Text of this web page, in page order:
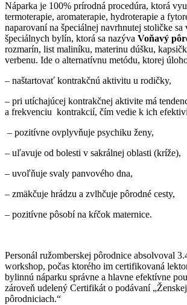
Náparka je 100% prírodná procedúra, ktorá
termoterapie, aromaterapie, hydroterapie a
naparovaní na špeciálnej navrhnutej stoličke sa
špeciálnych bylín, ktorá sa nazýva Voňavý
rozmarín, list maliníku, materinu dúšku,
verbenu. Ide o alternatívnu metódu, ktorej
– naštartovať kontrakčnú aktivitu u rodičky,
– pri utíchajúcej kontrakčnej aktivite má
a frekvenciu kontrakcií, čím vedie k ich
– pozitívne ovplyvňuje psychiku ženy,
– uľavuje od bolesti v sakrálnej oblasti (kríže),
– uvoľňuje svaly panvového dna,
– zmäkčuje hrádzu a zvlhčuje pôrodné cesty,
– pozitívne pôsobí na kŕčok maternice.
Personál ružomberskej pôrodnice absolvoval
workshop, počas ktorého im certifikovaná
bylinnú náparku správne a hlavne efektívne
zároveň udelený Certifikát o podávaní
pôrodniciach.“